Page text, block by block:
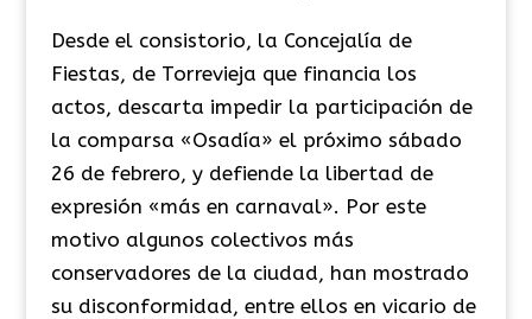
Desde el consistorio, la Concejalía de
Fiestas, de Torrevieja que financia los
actos, descarta impedir la participación de
la comparsa «Osadía» el próximo sábado
26 de febrero, y defiende la libertad de
expresión «más en carnaval». Por este
motivo algunos colectivos más
conservadores de la ciudad, han mostrado
su disconformidad, entre ellos en vicario de